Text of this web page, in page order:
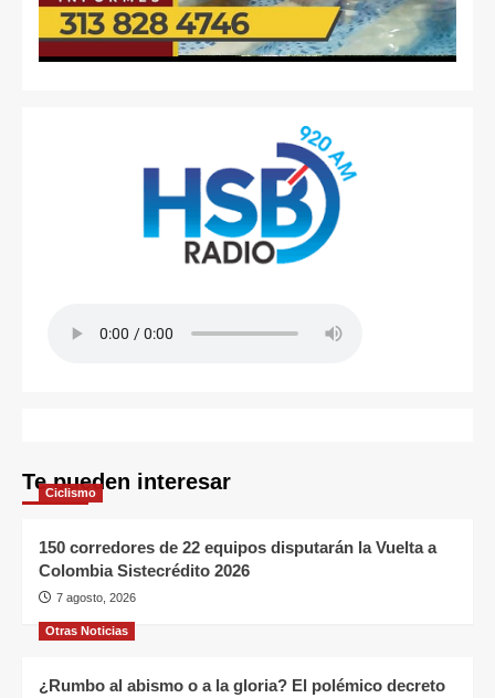
Te pueden interesar
Ciclismo
150 corredores de 22 equipos disputarán la Vuelta a
Colombia Sistecrédito 2026
7 agosto, 2026
Otras Noticias
¿Rumbo al abismo o a la gloria? El polémico decreto